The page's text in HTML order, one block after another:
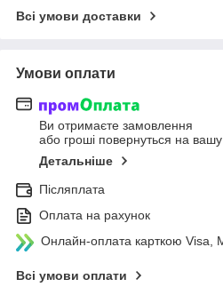
Всі умови доставки
Умови оплати
Ви отримаєте замовлення
або гроші повернуться на вашу
Детальніше
Післяплата
Оплата на рахунок
Онлайн-оплата карткою Visa,
Всі умови оплати